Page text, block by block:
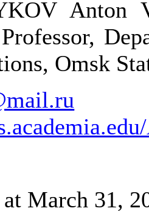
Anton
, Omsk
March 31,